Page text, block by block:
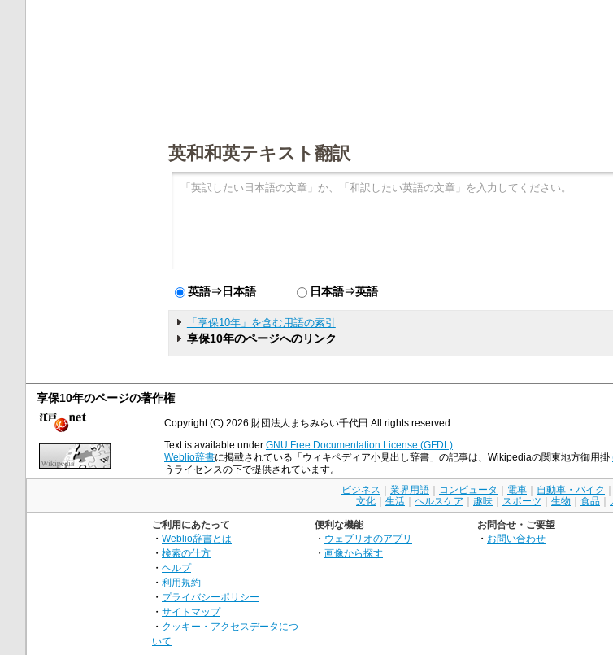
英和和英テキスト翻訳
英語⇒日本語 日本語⇒英語
「享保10年」を含む用語の索引
享保10年のページへのリンク
享保10年のページの著作権
Copyright (C) 2026 財団法人まちみらい千代田 All rights reserved.
Text is available under GNU Free Documentation License (GFDL).
Weblio辞書に掲載されている「ウィキペディア小見出し辞書」の記事は、Wikipediaの関東地方御用掛
うライセンスの下で提供されています。
ビジネス 業界用語 コンピュータ 電車 自動車・バイク
文化
生活 ヘルスケア 趣味 スポーツ 生物 食品
ご利用にあたって
・ Weblio辞書とは
・ 検索の仕方
・ ヘルプ
・ 利用規約
・ プライバシーポリシー
・ サイトマップ
・ クッキー・アクセスデータにつ
いて
便利な機能
・ ウェブリオのアプリ
・ 画像から探す
お問合せ・ご要望
・ お問い合わせ